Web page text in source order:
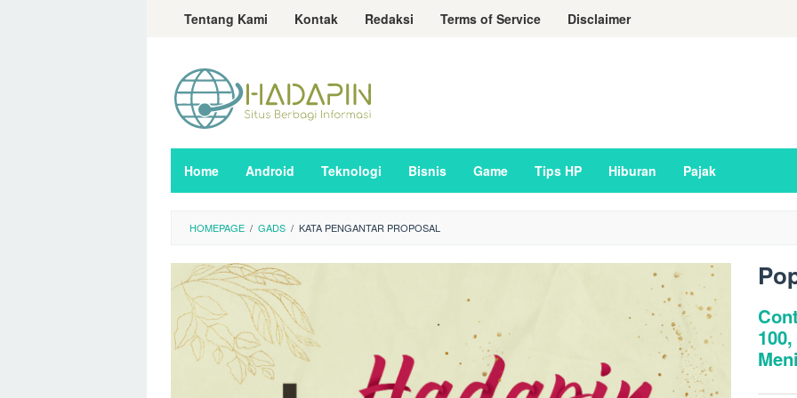
LoncatTentang Kami Kontak Redaksi Terms of Service Disclaimer
Home Android Teknologi Bisnis Game Tips HP Hiburan Pajak
HOMEPAGE / GADS / KATA PENGANTAR PROPOSAL